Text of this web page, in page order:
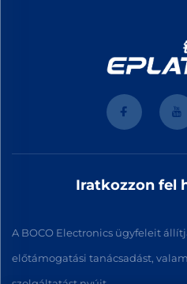
Iratkozzon fel
A BOCO Electronics ügyfeleit
előtámogatási tanácsadást,